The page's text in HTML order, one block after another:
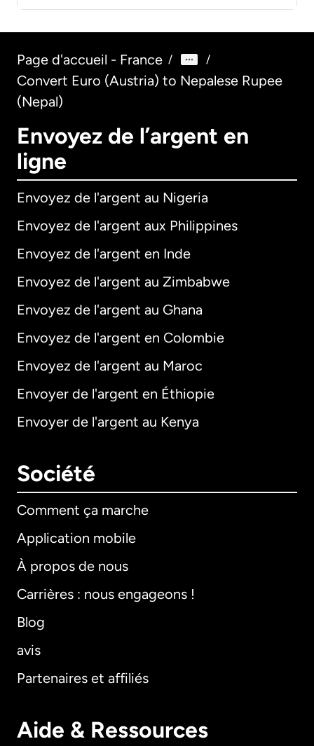
Page d'accueil - France / /
Convert Euro (Austria) to Nepalese Rupee
(Nepal)
Envoyez de l’argent en
ligne
Envoyez de l'argent au Nigeria
Envoyez de l'argent aux Philippines
Envoyez de l'argent en Inde
Envoyez de l'argent au Zimbabwe
Envoyez de l'argent au Ghana
Envoyez de l'argent en Colombie
Envoyez de l'argent au Maroc
Envoyer de l'argent en Éthiopie
Envoyer de l'argent au Kenya
Société
Comment ça marche
Application mobile
À propos de nous
Carrières : nous engageons !
Blog
avis
Partenaires et affiliés
Aide & Ressources